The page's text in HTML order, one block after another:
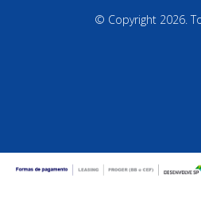
© Copyright 2026.